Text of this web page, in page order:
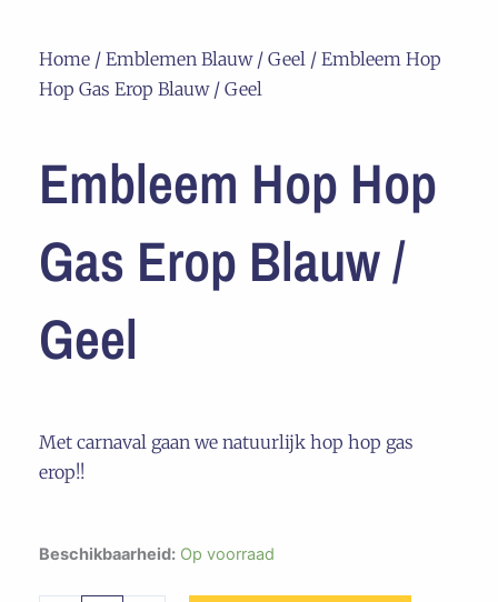
Home / Emblemen Blauw / Geel / Embleem Hop
Hop Gas Erop Blauw / Geel
Embleem Hop Hop
Gas Erop Blauw /
Geel
Met carnaval gaan we natuurlijk hop hop gas
erop!!
Beschikbaarheid: Op voorraad
Embleem